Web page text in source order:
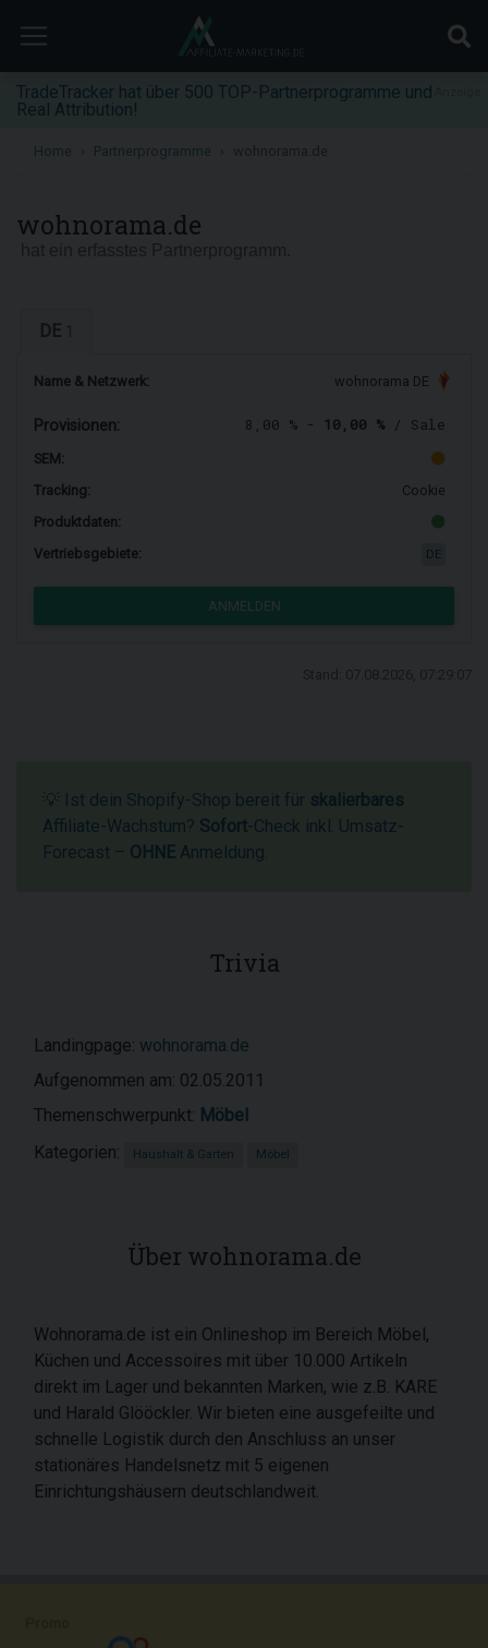
TradeTracker hat über 500 TOP-Partnerprogramme und
Real Attribution!
Home Partnerprogramme
wohnorama.de
DE
Name & Netzwerk: wohnorama DE
Provisionen: 8,00 % - 10,00 % / Sale
SEM:
Tracking:
Cookie
Produktdaten:
Vertriebsgebiete:
ANMELDEN
💡 Ist dein Shopify-Shop bereit für skalierbares
Affiliate-Wachstum? Sofort-Check inkl. Umsatz-
Forecast – OHNE Anmeldung.
Trivia
Landingpage: wohnorama.de
Aufgenommen am: 02.05.2011
Themenschwerpunkt: Möbel
Kategorien:
Haushalt & Garten Möbel
Über wohnorama.de
Wohnorama.de ist ein Onlineshop im Bereich Möbel,
Küchen und Accessoires mit über 10.000 Artikeln
direkt im Lager und bekannten Marken, wie z.B. KARE
und Harald Glööckler. Wir bieten eine ausgefeilte und
schnelle Logistik durch den Anschluss an unser
stationäres Handelsnetz mit 5 eigenen
Einrichtungshäusern deutschlandweit.